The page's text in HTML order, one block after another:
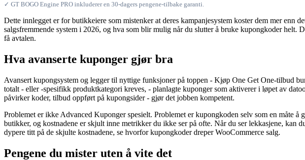
✓ GT BOGO Engine PRO inkluderer en 30-dagers pengene-tilbake garanti.
Dette innlegget er for butikkeiere som mistenker at deres kampanjesystem koster dem mer enn
salgsfremmende system i 2026, og hva som blir mulig når du slutter å bruke kupongkoder helt.
få avtalen.
Hva avanserte kuponger gjør bra
Avansert kupongsystem og legger til nyttige funksjoner på toppen - Kjøp One Get One-tilbud
totalt - eller -spesifikk produktkategori kreves, - planlagte kuponger som aktiverer i løpet av
påvirker koder, tilbud oppført på kupongsider - gjør det jobben kompetent.
Problemet er ikke Advanced Kuponger spesielt. Problemet er kupongkoden selv som en måte
butikker, og kostnadene er skjult inne metrikker du ikke ser på ofte. Når du ser lekkasjene, kan
dypere titt på de skjulte kostnadene, se hvorfor kupongkoder dreper WooCommerce salg.
Pengene du mister uten å vite det